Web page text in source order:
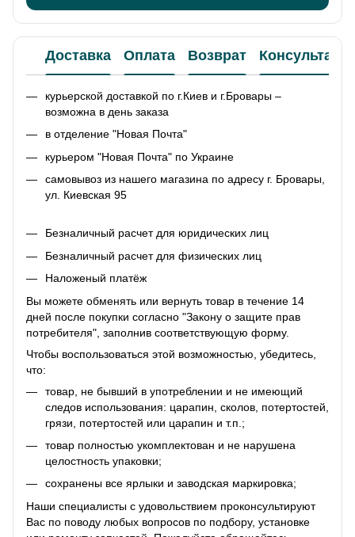
Доставка Оплата Возврат
курьерской доставкой по г.Киев и г.Бровары –
возможна в день заказа
в отделение "Новая Почта"
курьером "Новая Почта" по Украине
самовывоз из нашего магазина по адресу г. Бровары,
ул. Киевская 95
Безналичный расчет для юридических лиц
Безналичный расчет для физических лиц
Наложеный платёж
Вы можете обменять или вернуть товар в течение 14
дней после покупки согласно "Закону о защите прав
потребителя", заполнив соответствующую форму.
Чтобы воспользоваться этой возможностью, убедитесь,
что:
товар, не бывший в употреблении и не имеющий
следов использования: царапин, сколов, потертостей,
грязи, потертостей или царапин и т.п.;
товар полностью укомплектован и не нарушена
целостность упаковки;
сохранены все ярлыки и заводская маркировка;
Наши специалисты с удовольствием проконсультируют
Вас по поводу любых вопросов по подбору, установке